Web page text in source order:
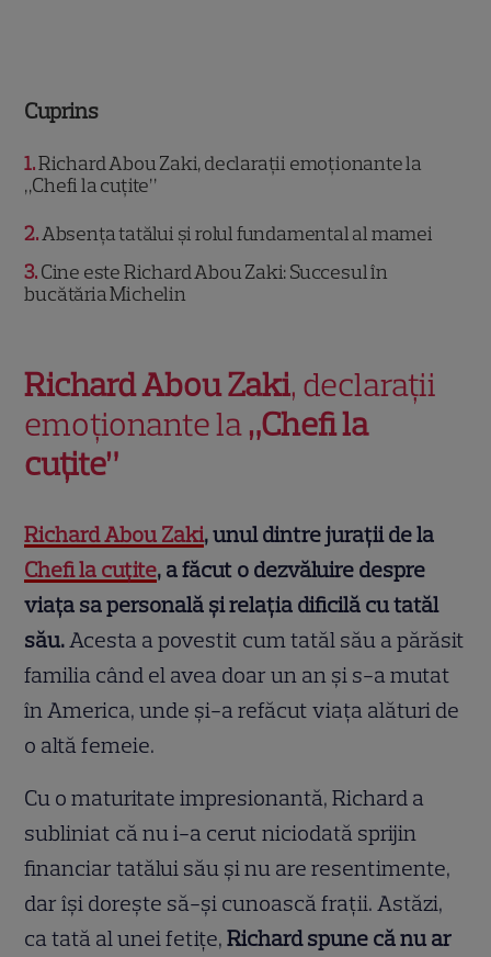
Cuprins
1 Richard Abou Zaki, declarații emoționante la
„Chefi la cuțite”
2 Absența tatălui și rolul fundamental al mamei
3 Cine este Richard Abou Zaki: Succesul în
bucătăria Michelin
Richard Abou Zaki, declarații
emoționante la„Chefi la
cuțite”
Richard Abou Zaki, unul dintre jurații de la
Chefi la cuțite, a făcut o dezvăluire despre
viața sa personală și relația dificilă cu tatăl
său.Acesta a povestit cum tatăl său a părăsit
familia când el avea doar un an și s-a mutat
în America, unde și-a refăcut viața alături de
o altă femeie.
Cu o maturitate impresionantă, Richard a
subliniat că nu i-a cerut niciodată sprijin
financiar tatălui său și nu are resentimente,
dar își dorește să-și cunoască frații. Astăzi,
ca tată al unei fetițe,Richard spune că nu ar